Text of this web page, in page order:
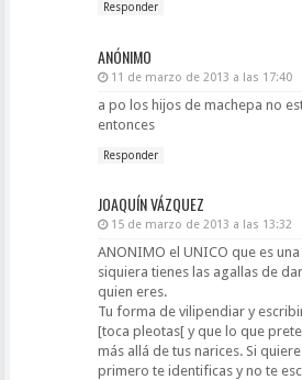
Responder
ANÓNIMO
11 de marzo de 2013 a las 17:40
a po los hijos de machepa no
entonces
Responder
JOAQUÍN VÁZQUEZ
15 de marzo de 2013 a las 13:32
ANONIMO el UNICO que es una
siquiera tienes las agallas de
quien eres.
Tu forma de vilipendiar y
[toca pleotas[ y que lo que
más allá de tus narices. Si
primero te identificas y no te